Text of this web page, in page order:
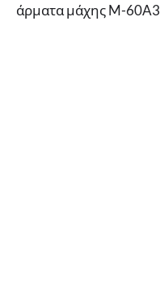
άρματα μάχης M-60A3